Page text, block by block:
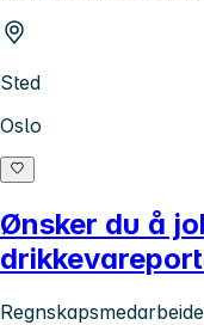
Sted
Oslo
Ønsker du å